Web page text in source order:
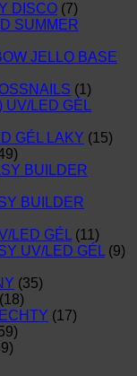
DISCO (7)
SUMMER
JELLO BASE
(1)
UV/LED GÉL
GÉL LAKY (15)
BUILDER
BUILDER
LED GÉL (11)
UV/LED GÉL (9)
(35)
(18)
(17)